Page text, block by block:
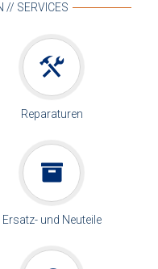
// SERVICES
Reparaturen
Ersatz- und Neuteile